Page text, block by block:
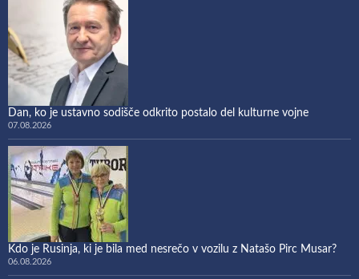
Dan, ko je ustavno sodišče odkrito postalo del kulturne vojne
07.08.2026
Kdo je Rusinja, ki je bila med nesrečo v vozilu z Natašo Pirc Musar?
06.08.2026